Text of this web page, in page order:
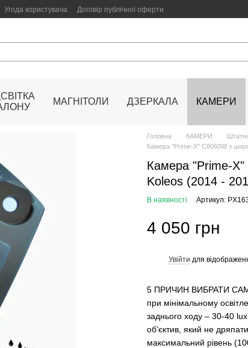
Угода користувача Договір публічної оферти
МАГНІТОЛИ ДЗЕРКАЛА КАМЕРИ
Головна КАМЕРИ
Камера "Prime-X" C8060W з
Камера "Prime-X"
Koleos (2014 -
В наявності Артикул:
4 050 грн
Увійти для
5 ПРИЧИН ВИБРАТИ САМЕ
при мінімальному
заднього ходу – 30-40
об'єктив, який не
максимальний рівень